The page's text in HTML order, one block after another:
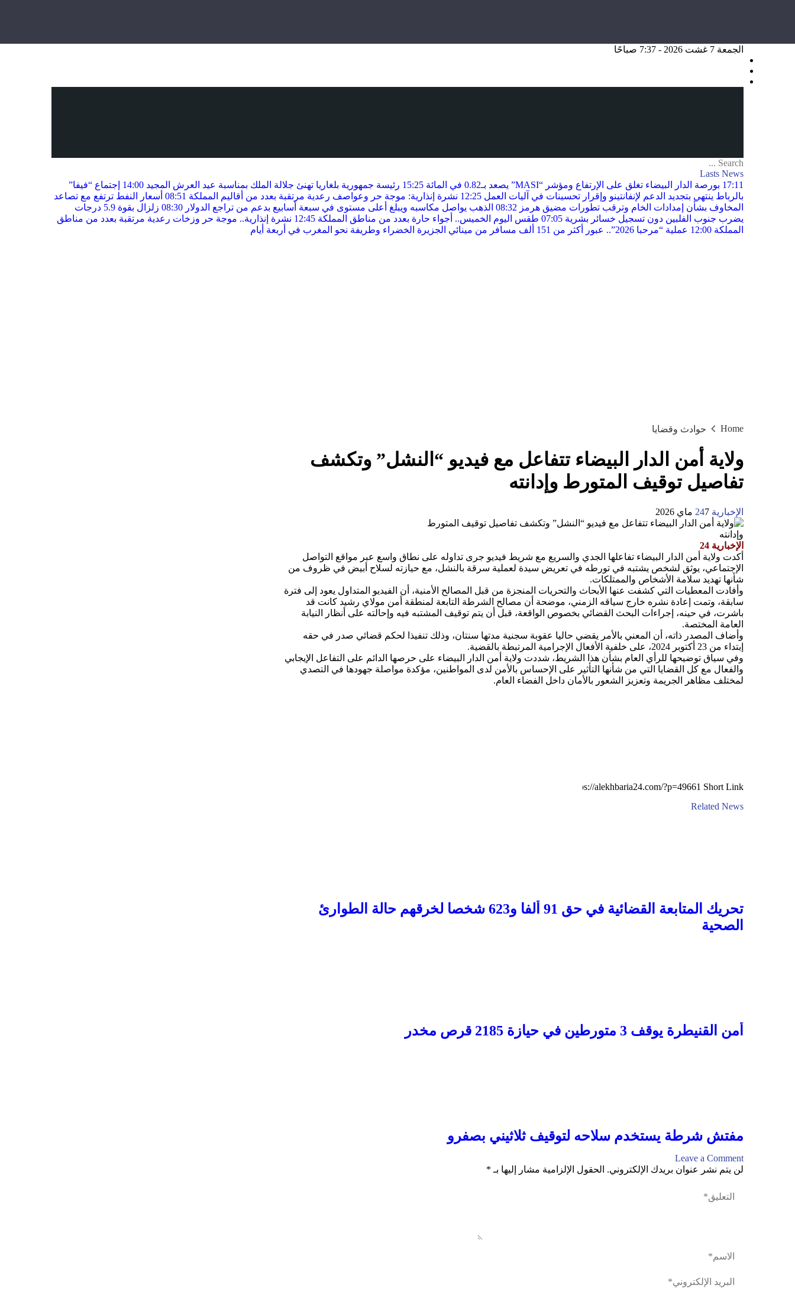
الجمعة 7 غشت 2026 - 7:37 صباحًا
Lasts News
17:11 بورصة الدار البيضاء تغلق على الإرتفاع ومؤشر “MASI” يصعد بـ0.82 في المائة 15:25 رئيسة جمهورية بلغاريا تهنئ جلالة الملك بمناسبة عيد العرش المجيد 14:00 إجتماع “فيفا”
بالرباط ينتهي بتجديد الدعم لإنفانتينو وإقرار تحسينات في آليات العمل 12:25 نشرة إنذارية: موجة حر وعواصف رعدية مرتقبة بعدد من أقاليم المملكة 08:51 أسعار النفط ترتفع مع تصاعد
المخاوف بشأن إمدادات الخام وترقب تطورات مضيق هرمز 08:32 الذهب يواصل مكاسبه ويبلغ أعلى مستوى في سبعة أسابيع بدعم من تراجع الدولار 08:30
زلزال بقوة 5.9 درجات
يضرب جنوب الفلبين دون تسجيل خسائر بشرية 07:05 طقس اليوم الخميس.. أجواء حارة بعدد من مناطق المملكة 12:45 نشرة إنذارية.. موجة حر وزخات رعدية مرتقبة بعدد من مناطق
المملكة 12:00 عملية “مرحبا 2026”.. عبور أكثر من 151 ألف مسافر من مينائي الجزيرة الخضراء وطريفة نحو المغرب في أربعة أيام
Home حوادث وقضايا
ولاية أمن الدار البيضاء تتفاعل مع فيديو “النشل” وتكشف
تفاصيل توقيف المتورط وإدانته
الإخبارية 24 7 ماي 2026
الإخبارية 24
أكدت ولاية أمن الدار البيضاء تفاعلها الجدي والسريع مع شريط فيديو جرى تداوله على نطاق واسع عبر مواقع التواصل
الإجتماعي، يوثق لشخص يشتبه في تورطه في تعريض سيدة لعملية سرقة بالنشل، مع حيازته لسلاح أبيض في ظروف من
شأنها تهديد سلامة الأشخاص والممتلكات.
وأفادت المعطيات التي كشفت عنها الأبحاث والتحريات المنجزة من قبل المصالح الأمنية، أن الفيديو المتداول يعود إلى فترة
سابقة، وتمت إعادة نشره خارج سياقه الزمني، موضحة أن مصالح الشرطة التابعة لمنطقة أمن مولاي رشيد كانت قد
باشرت، في حينه، إجراءات البحث القضائي بخصوص الواقعة، قبل أن يتم توقيف المشتبه فيه وإحالته على أنظار النيابة
العامة المختصة.
وأضاف المصدر ذاته، أن المعني بالأمر يقضي حاليا عقوبة سجنية مدتها سنتان، وذلك تنفيذا لحكم قضائي صدر في حقه
إبتداء من 23 أكتوبر 2024، على خلفية الأفعال الإجرامية المرتبطة بالقضية.
وفي سياق توضيحها للرأي العام بشأن هذا الشريط، شددت ولاية أمن الدار البيضاء على حرصها الدائم على التفاعل الإيجابي
والفعال مع كل القضايا التي من شأنها التأثير على الإحساس بالأمن لدى المواطنين، مؤكدة مواصلة جهودها في التصدي
لمختلف مظاهر الجريمة وتعزيز الشعور بالأمان داخل الفضاء العام.
Short Link
Related News
تحريك المتابعة القضائية في حق 91 ألفا و623 شخصا لخرقهم حالة الطوارئ
الصحية
أمن القنيطرة يوقف 3 متورطين في حيازة 2185 قرص مخدر
مفتش شرطة يستخدم سلاحه لتوقيف ثلاثيني بصفرو
Leave a Comment
لن يتم نشر عنوان بريدك الإلكتروني. الحقول الإلزامية مشار إليها بـ *